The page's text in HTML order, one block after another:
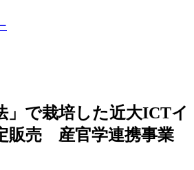
」で栽培した近大ICTイ
販売 産官学連携事業